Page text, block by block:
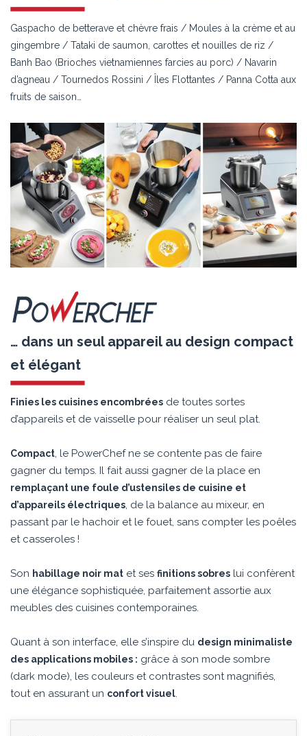
Gaspacho de betterave et chèvre frais / Moules à la crème et au
gingembre / Tataki de saumon, carottes et nouilles de riz /
Banh Bao (Brioches vietnamiennes farcies au porc) / Navarin
d’agneau / Tournedos Rossini / Îles Flottantes / Panna Cotta aux
fruits de saison…
… dans un seul appareil au design compact
et élégant
Finies les cuisines encombrées de toutes sortes
d’appareils et de vaisselle pour réaliser un seul plat.
Compact, le PowerChef ne se contente pas de faire
gagner du temps. Il fait aussi gagner de la place en
remplaçant une foule d’ustensiles de cuisine et
d’appareils électriques, de la balance au mixeur, en
passant par le hachoir et le fouet, sans compter les poêles
et casseroles !
Son habillage noir mat et ses finitions sobres lui confèrent
une élégance sophistiquée, parfaitement assortie aux
meubles des cuisines contemporaines.
Quant à son interface, elle s’inspire du design minimaliste
des applications mobiles : grâce à son mode sombre
(dark mode), les couleurs et contrastes sont magnifiés,
tout en assurant un confort visuel.